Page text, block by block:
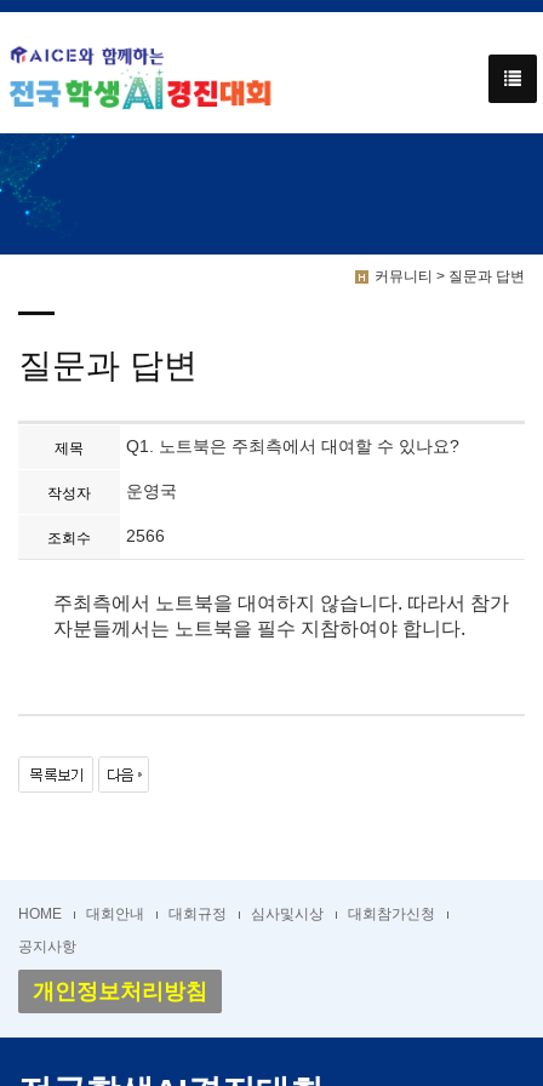
커뮤니티 > 질문과 답변
질문과 답변
제목 Q1. 노트북은 주최측에서 대여할 수 있나요?
작성자 운영국
조회수 2566
주최측에서 노트북을 대여하지 않습니다. 따라서 참가
자분들께서는 노트북을 필수 지참하여야 합니다.
HOME 대회안내 대회규정 심사및시상
대회참가신청
공지사항
개인정보처리방침